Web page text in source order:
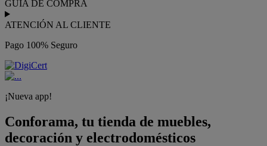
GUÍA DE COMPRA
ATENCIÓN AL CLIENTE
Pago 100% Seguro
¡Nueva app!
Conforama, tu tienda de muebles,
decoración y electrodomésticos